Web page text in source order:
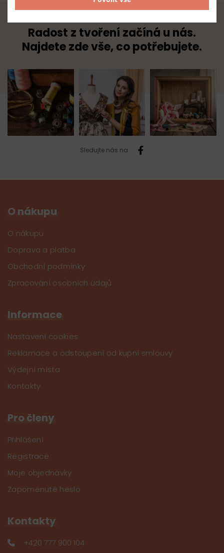
Radost z tvoření začíná u nás.
Najdete zde vše, co potřebujete.
Sledujte nás na
O nákupu
O nákupu
Doprava a platba
Obchodní podmínky
Zpracování osobních údajů
Informace
Nastavení cookies
Reklamace a odstoupení od kupní smlouvy
Výdejní místa
Kontakty
Pro členy
Přihlášení
Registrace
Moje objednávky
Zapomenuté heslo
Kontakty
+420 777 900 104